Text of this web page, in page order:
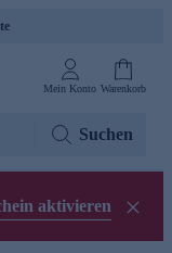
Mein Konto Warenkorb
Suchen
aktivieren